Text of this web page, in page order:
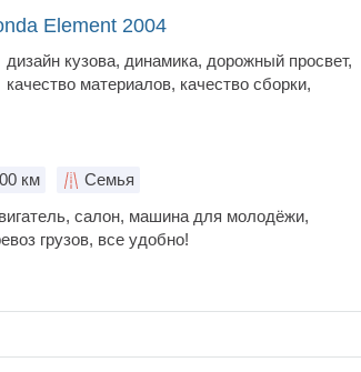
яке паливо , простий салон , просторий
габаритні речі , авто на кожен день , в
, на роботу , доїде куди треба і поверне
є сабуфер що є дуже великим + так як він
то місця він не займає , а звучить на
Element 2004
дизайн кузова, динамика, дорожный просвет,
качество материалов, качество сборки,
шумоизоляция
км
Семья
салон, машина для молодёжи,
грузов, все удобно!